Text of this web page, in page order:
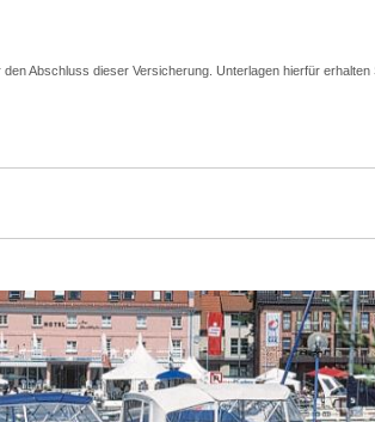
Abschluss dieser Versicherung. Unterlagen hierfür erhalten